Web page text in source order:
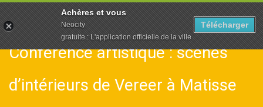
Conférence artistique : scènes
d’intérieurs de Vereer à Matisse
Achères et vous
Neocity
gratuite : L'application officielle de la ville
Télécharger